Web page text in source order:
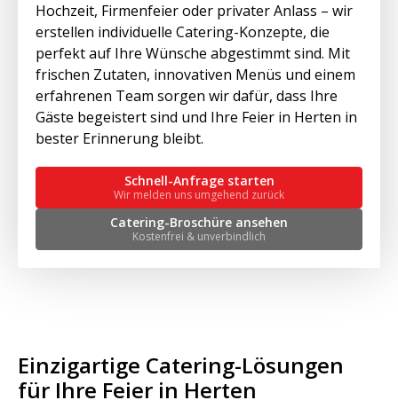
Hochzeit, Firmenfeier oder privater Anlass – wir
erstellen individuelle Catering-Konzepte, die
perfekt auf Ihre Wünsche abgestimmt sind. Mit
frischen Zutaten, innovativen Menüs und einem
erfahrenen Team sorgen wir dafür, dass Ihre
Gäste begeistert sind und Ihre Feier in Herten in
bester Erinnerung bleibt.
Schnell-Anfrage starten
Wir melden uns umgehend zurück
Catering-Broschüre ansehen
Kostenfrei & unverbindlich
Einzigartige Catering-Lösungen
für Ihre Feier in Herten